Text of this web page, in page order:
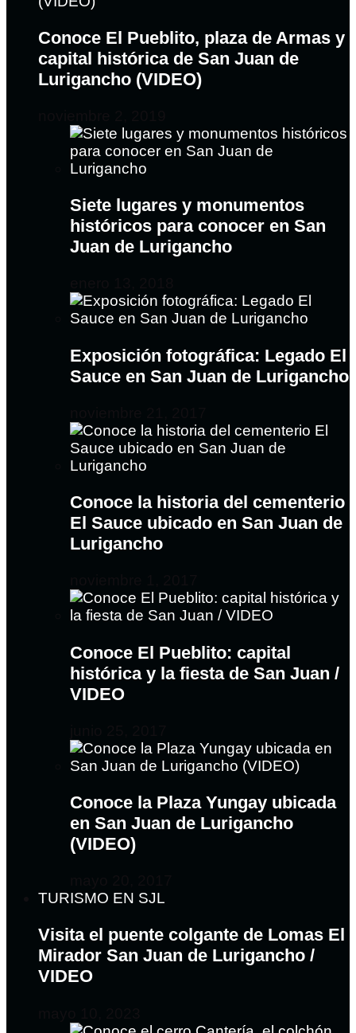
Conoce El Pueblito, plaza de Armas y
capital histórica de San Juan de
Lurigancho (VIDEO)
Siete lugares y monumentos
históricos para conocer en San
Juan de Lurigancho
Exposición fotográfica: Legado El
Sauce en San Juan de Lurigancho
Conoce la historia del cementerio
El Sauce ubicado en San Juan de
Lurigancho
Conoce El Pueblito: capital
histórica y la fiesta de San Juan /
VIDEO
Conoce la Plaza Yungay ubicada
en San Juan de Lurigancho
(VIDEO)
TURISMO EN SJL
Visita el puente colgante de Lomas El
Mirador San Juan de Lurigancho /
VIDEO